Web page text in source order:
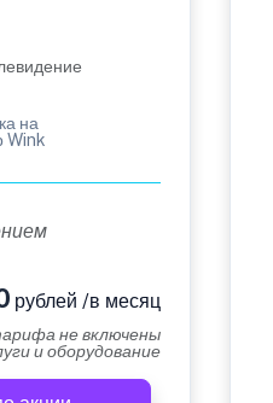
на
Wink
рублей /в месяц
не включены
и оборудование